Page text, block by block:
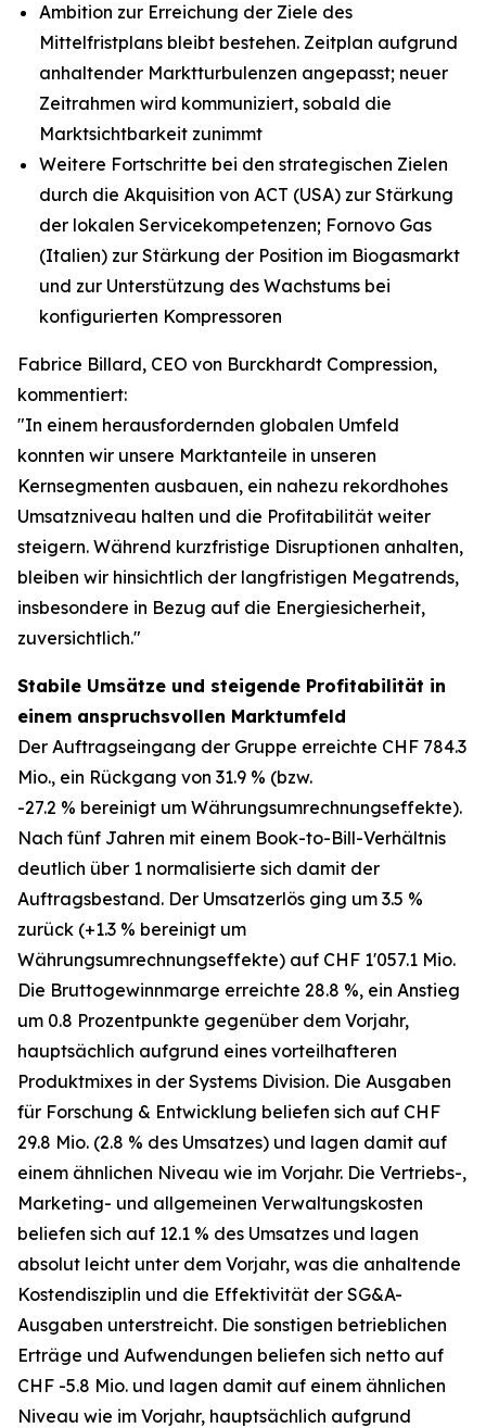
Ambition zur Erreichung der Ziele des
Mittelfristplans bleibt bestehen. Zeitplan aufgrund
anhaltender Marktturbulenzen angepasst; neuer
Zeitrahmen wird kommuniziert, sobald die
Marktsichtbarkeit zunimmt
Weitere Fortschritte bei den strategischen Zielen
durch die Akquisition von ACT (USA) zur Stärkung
der lokalen Servicekompetenzen; Fornovo Gas
(Italien) zur Stärkung der Position im Biogasmarkt
und zur Unterstützung des Wachstums bei
konfigurierten Kompressoren
Fabrice Billard, CEO von Burckhardt Compression,
kommentiert:
"In einem herausfordernden globalen Umfeld
konnten wir unsere Marktanteile in unseren
Kernsegmenten ausbauen, ein nahezu rekordhohes
Umsatzniveau halten und die Profitabilität weiter
steigern. Während kurzfristige Disruptionen anhalten,
bleiben wir hinsichtlich der langfristigen Megatrends,
insbesondere in Bezug auf die Energiesicherheit,
zuversichtlich."
Stabile Umsätze und steigende Profitabilität in
einem anspruchsvollen Marktumfeld
Der Auftragseingang der Gruppe erreichte CHF 784.3
Mio., ein Rückgang von 31.9 % (bzw.
-27.2 % bereinigt um Währungsumrechnungseffekte).
Nach fünf Jahren mit einem Book-to-Bill-Verhältnis
deutlich über 1 normalisierte sich damit der
Auftragsbestand. Der Umsatzerlös ging um 3.5 %
zurück (+1.3 % bereinigt um
Währungsumrechnungseffekte) auf CHF 1'057.1 Mio.
Die Bruttogewinnmarge erreichte 28.8 %, ein Anstieg
um 0.8 Prozentpunkte gegenüber dem Vorjahr,
hauptsächlich aufgrund eines vorteilhafteren
Produktmixes in der Systems Division. Die Ausgaben
für Forschung & Entwicklung beliefen sich auf CHF
29.8 Mio. (2.8 % des Umsatzes) und lagen damit auf
einem ähnlichen Niveau wie im Vorjahr. Die Vertriebs-,
Marketing- und allgemeinen Verwaltungskosten
beliefen sich auf 12.1 % des Umsatzes und lagen
absolut leicht unter dem Vorjahr, was die anhaltende
Kostendisziplin und die Effektivität der SG&A-
Ausgaben unterstreicht. Die sonstigen betrieblichen
Erträge und Aufwendungen beliefen sich netto auf
CHF -5.8 Mio. und lagen damit auf einem ähnlichen
Niveau wie im Vorjahr, hauptsächlich aufgrund